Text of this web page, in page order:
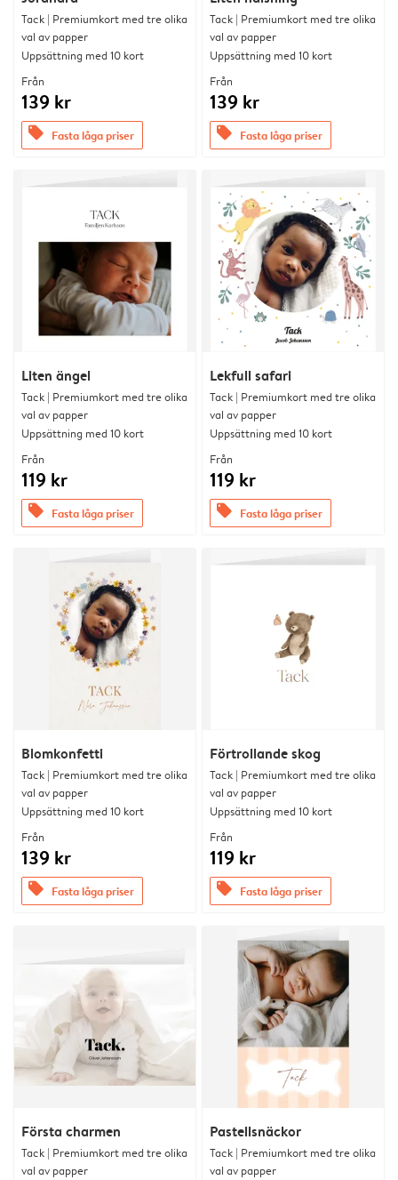
Tack | Premiumkort med tre olika
val av papper
Uppsättning med 10 kort
Från
139 kr
offers Fasta låga priser
Tack | Premiumkort med tre olika
val av papper
Uppsättning med 10 kort
Från
139 kr
offers Fasta låga priser
Liten ängel
Tack | Premiumkort med tre olika
val av papper
Uppsättning med 10 kort
Från
119 kr
offers Fasta låga priser
Lekfull safari
Tack | Premiumkort med tre olika
val av papper
Uppsättning med 10 kort
Från
119 kr
offers Fasta låga priser
Blomkonfetti
Tack | Premiumkort med tre olika
val av papper
Uppsättning med 10 kort
Från
139 kr
offers Fasta låga priser
Förtrollande skog
Tack | Premiumkort med tre olika
val av papper
Uppsättning med 10 kort
Från
119 kr
offers Fasta låga priser
Första charmen
Tack | Premiumkort med tre olika
val av papper
Pastellsnäckor
Tack | Premiumkort med tre olika
val av papper